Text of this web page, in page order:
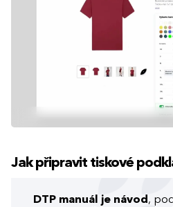
Jak připravit tiskové
DTP manuál je návod ,